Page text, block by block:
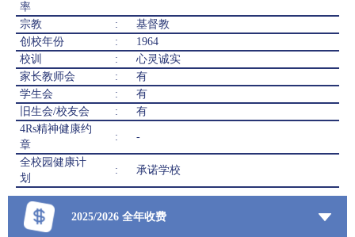
率
宗教 :
基督教
创校年份
:
1964
校训
:
心灵诚实
家长教师会
:
有
学生会
:
有
旧生会/校友会
:
有
4Rs精神健康约
章
: -
全校园健康计
划
: 承诺学校
2025/2026 全年收费